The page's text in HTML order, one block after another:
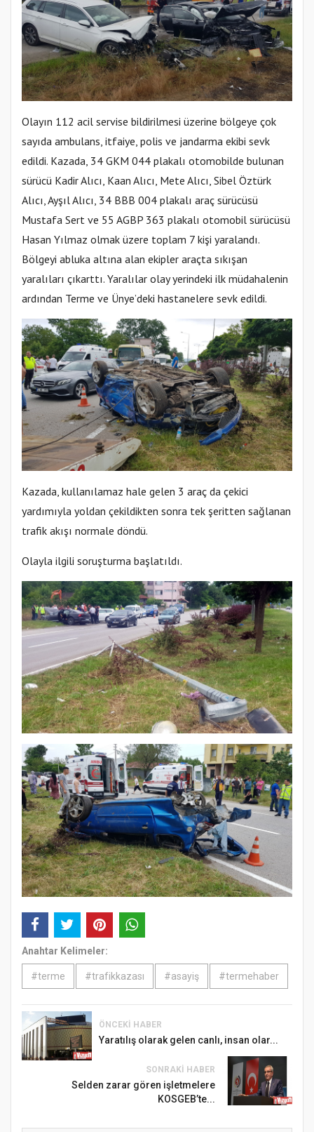
Olayın 112 acil servise bildirilmesi üzerine bölgeye çok
sayıda ambulans, itfaiye, polis ve jandarma ekibi sevk
edildi. Kazada, 34 GKM 044 plakalı otomobilde bulunan
sürücü Kadir Alıcı, Kaan Alıcı, Mete Alıcı, Sibel Öztürk
Alıcı, Ayşıl Alıcı, 34 BBB 004 plakalı araç sürücüsü
Mustafa Sert ve 55 AGBP 363 plakalı otomobil sürücüsü
Hasan Yılmaz olmak üzere toplam 7 kişi yaralandı.
Bölgeyi abluka altına alan ekipler araçta sıkışan
yaralıları çıkarttı. Yaralılar olay yerindeki ilk müdahalenin
ardından Terme ve Ünye’deki hastanelere sevk edildi.
Kazada, kullanılamaz hale gelen 3 araç da çekici
yardımıyla yoldan çekildikten sonra tek şeritten sağlanan
trafik akışı normale döndü.
Olayla ilgili soruşturma başlatıldı.
Anahtar Kelimeler:
#terme #trafikkazası #asayiş #termehaber
ÖNCEKI HABER
Yaratılış olarak gelen canlı, insan olar...
SONRAKI HABER
Selden zarar gören işletmelere
KOSGEB’te...